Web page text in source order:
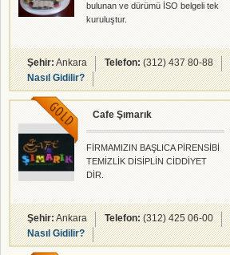
bulunan ve dürümü İSO belgeli tek
kuruluştur.
Şehir:Ankara Telefon:(312) 437 80-88
Nasıl Gidilir?
Cafe Şımarık
FİRMAMIZIN BAŞLICA PİRENSİBİ
TEMİZLİK DİSİPLİN CİDDİYET
DİR.
Şehir:Ankara Telefon:(312) 425 06-00
Nasıl Gidilir?